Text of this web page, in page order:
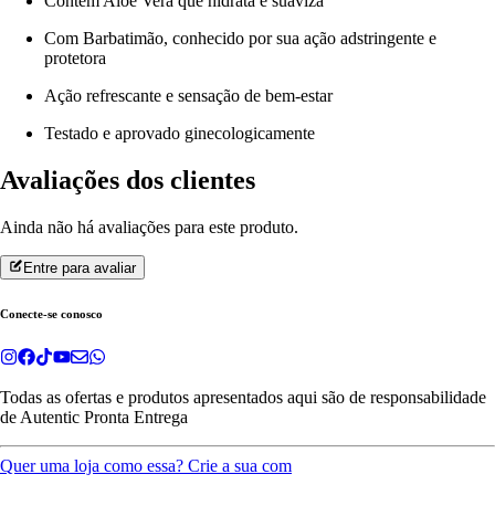
Com Barbatimão, conhecido por sua ação adstringente e
protetora
Ação refrescante e sensação de bem-estar
Testado e aprovado ginecologicamente
Avaliações dos clientes
Ainda não há avaliações para este produto.
Entre para avaliar
Conecte-se conosco
Todas as ofertas e produtos apresentados aqui são de responsabilidade
de Autentic Pronta Entrega
Quer uma loja como essa? Crie a sua com